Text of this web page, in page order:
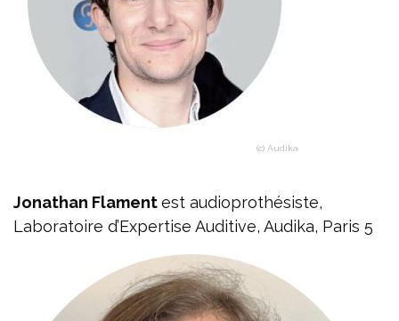
(c) Audika
Jonathan Flamentest audioprothésiste,
Laboratoire d’Expertise Auditive, Audika, Paris 5